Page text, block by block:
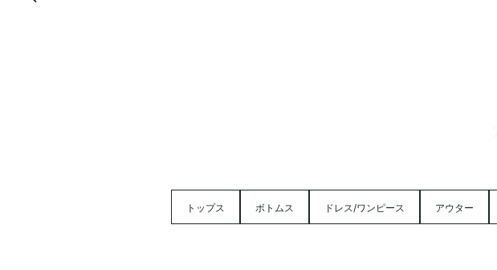
トップス ボトムス ドレス/ワンピース アウター